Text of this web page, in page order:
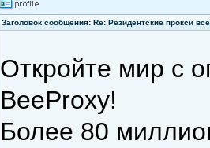
Заголовок сообщения: Re: Резидентские прокси
Откройте мир с
BeeProxy!
Более 80